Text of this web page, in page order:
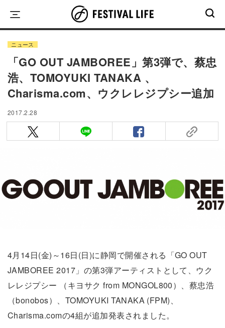
content
ニュース
「GO OUT JAMBOREE」第3弾で、蔡忠
浩、TOMOYUKI TANAKA 、
Charisma.com、ウクレレジプシー追加
2017.2.28
4月14日(金)～16日(日)に静岡で開催される「GO OUT
JAMBOREE 2017」の第3弾アーティストとして、ウク
レレジプシー （キヨサク from MONGOL800）、蔡忠浩
（bonobos）、TOMOYUKI TANAKA (FPM)、
Charisma.comの4組が追加発表されました。